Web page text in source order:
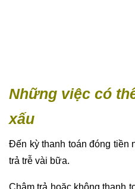
tục trở lên.
Chậm hoặc không thanh
Không có khả năng thanh
tài sán bị xử lý.
Bị kiện ra tòa do không